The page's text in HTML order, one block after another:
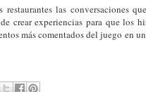
las conversaciones
crear experiencias para que los
más comentados del juego en